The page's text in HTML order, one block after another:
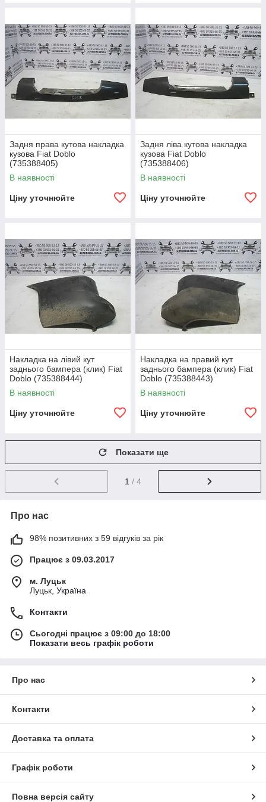
Задня права кутова накладка
кузова Fiat Doblo
(735388405)
В наявності
Ціну уточнюйте
Задня ліва кутова накладка
кузова Fiat Doblo
(735388406)
В наявності
Ціну уточнюйте
Накладка на лівий кут
заднього бампера (клик) Fiat
Doblo (735388444)
В наявності
Ціну уточнюйте
Накладка на правий кут
заднього бампера (клик) Fiat
Doblo (735388443)
В наявності
Ціну уточнюйте
Показати ще
1 / 4
Про нас
98% позитивних з 59 відгуків за рік
Працює з 09.03.2017
м. Луцьк
Луцьк, Україна
Контакти
Сьогодні працює з 09:00 до 18:00
Показати весь графік роботи
Про нас
Контакти
Доставка та оплата
Графік роботи
Повна версія сайту